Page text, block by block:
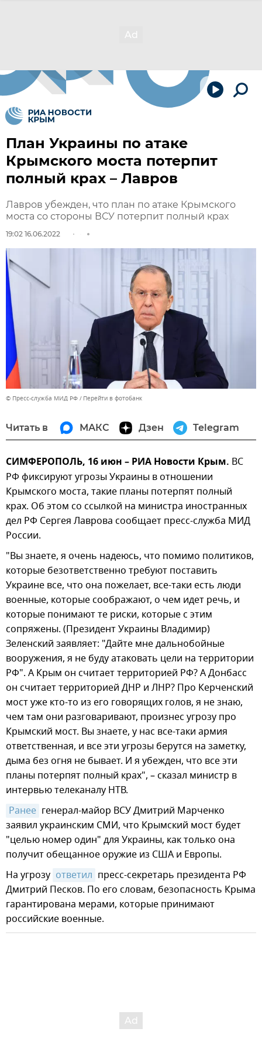
План Украины по атаке
Крымского моста потерпит
полный крах – Лавров
Лавров убежден, что план по атаке Крымского
моста со стороны ВСУ потерпит полный крах
19:02 16.06.2022
© Пресс-служба МИД РФ Перейти в фотобанк
Читать в МАКС Дзен Telegram
СИМФЕРОПОЛЬ, 16 июн – РИА Новости Крым. ВС
РФ фиксируют угрозы Украины в отношении
Крымского моста, такие планы потерпят полный
крах. Об этом со ссылкой на министра иностранных
дел РФ Сергея Лаврова сообщает пресс-служба МИД
России.
"Вы знаете, я очень надеюсь, что помимо политиков,
которые безответственно требуют поставить
Украине все, что она пожелает, все-таки есть люди
военные, которые соображают, о чем идет речь, и
которые понимают те риски, которые с этим
сопряжены. (Президент Украины Владимир)
Зеленский заявляет: "Дайте мне дальнобойные
вооружения, я не буду атаковать цели на территории
РФ". А Крым он считает территорией РФ? А Донбасс
он считает территорией ДНР и ЛНР? Про Керченский
мост уже кто-то из его говорящих голов, я не знаю,
чем там они разговаривают, произнес угрозу про
Крымский мост. Вы знаете, у нас все-таки армия
ответственная, и все эти угрозы берутся на заметку,
дыма без огня не бывает. И я убежден, что все эти
планы потерпят полный крах", – сказал министр в
интервью телеканалу НТВ.
Ранее генерал-майор ВСУ Дмитрий Марченко
заявил украинским СМИ, что Крымский мост будет
"целью номер один" для Украины, как только она
получит обещанное оружие из США и Европы.
На угрозу ответил пресс-секретарь президента РФ
Дмитрий Песков. По его словам, безопасность Крыма
гарантирована мерами, которые принимают
российские военные.